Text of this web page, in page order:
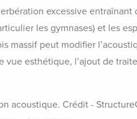
excessive entraînant
les gymnases) et les
massif peut modifier
esthétique, l’ajout de